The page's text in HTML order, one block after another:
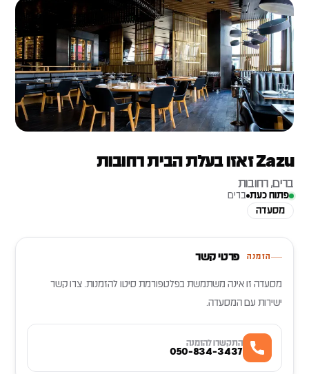
Zazu זאזו בעלת הבית רחובות
ברים, רחובות
פתוח כעת
ברים
מסעדה
הזמנה פרטי קשר
מסעדה זו אינה משתמשת בפלטפורמת סיטו להזמנות. צרו קשר
ישירות עם המסעדה.
התקשרו להזמנה
050-834-3437